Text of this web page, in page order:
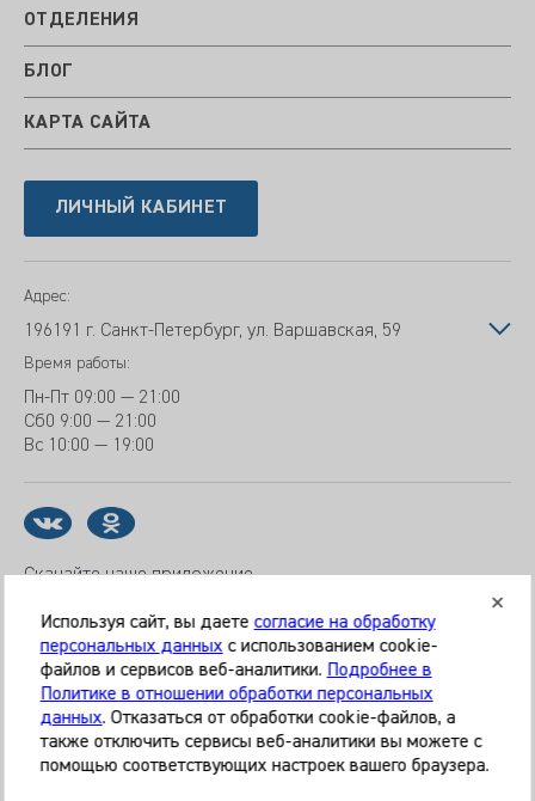
ОТДЕЛЕНИЯ
БЛОГ
КАРТА САЙТА
ЛИЧНЫЙ КАБИНЕТ
Адрес:
196191 г. Санкт-Петербург, ул. Варшавская, 59
Время работы:
Пн-Пт 09:00 — 21:00
Сб0 9:00 — 21:00
Вс 10:00 — 19:00
Скачайте наше приложение
© 2026 Клиника «МЕДИКАЛ ОН ГРУП»
Все права защищены
Информация, представленная на сайте, является
Используя сайт, вы даете согласие на обработку
персональных данныхс использованием cookie-
файлов и сервисов веб-аналитики. Подробнее в
Политике в отношении обработки персональных
данных. Отказаться от обработки cookie-файлов, а
также отключить сервисы веб-аналитики вы можете с
помощью соответствующих настроек вашего браузера.